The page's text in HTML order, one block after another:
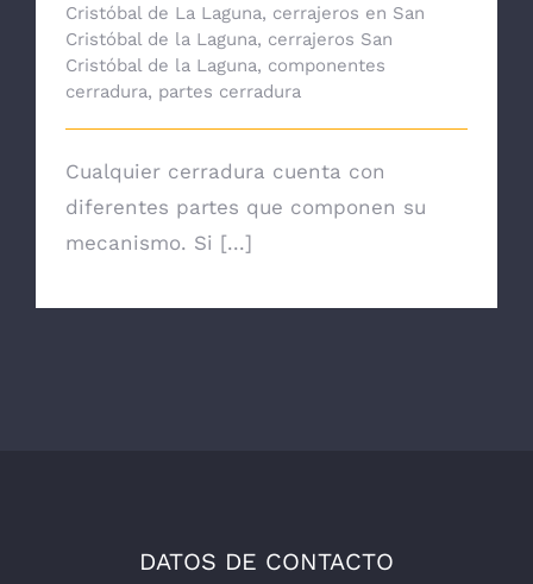
Cristóbal de La Laguna, cerrajeros en San
Cristóbal de la Laguna, cerrajeros San
Cristóbal de la Laguna, componentes
cerradura, partes cerradura
Cualquier cerradura cuenta con
diferentes partes que componen su
mecanismo. Si [...]
DATOS DE CONTACTO